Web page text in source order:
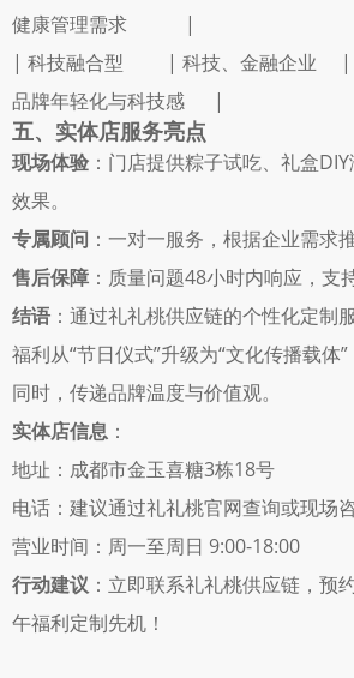
健康管理需求            |
| 科技融合型         | 科技、金融企业
品牌年轻化与科技感      |
五、实体店服务亮点
现场体验 ：门店提供粽子试吃、礼盒
效果。
专属顾问 ：一对一服务，根据企业需求
售后保障 ：质量问题48小时内响应，支
结语 ：通过礼礼桃供应链的个性化定制
福利从“节日仪式”升级为“文化传播载体
同时，传递品牌温度与价值观。
实体店信息 ：
地址：成都市金玉喜糖3栋18号
电话：建议通过礼礼桃官网查询或现场
营业时间：周一至周日 9:00-18:00
行动建议 ：立即联系礼礼桃供应链，预
午福利定制先机！